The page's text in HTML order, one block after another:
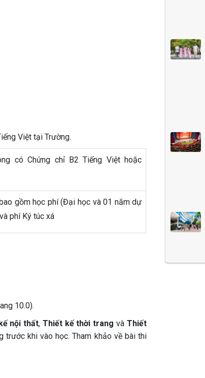
Việt tại Trường.
có Chứng chỉ B2 Tiếng Việt hoặc
gồm học phí (Đại học và 01 năm dự
phí Ký túc xá
10.0).
nội thất, Thiết kế thời trang và Thiết
trước khi vào học. Tham khảo về bài thi